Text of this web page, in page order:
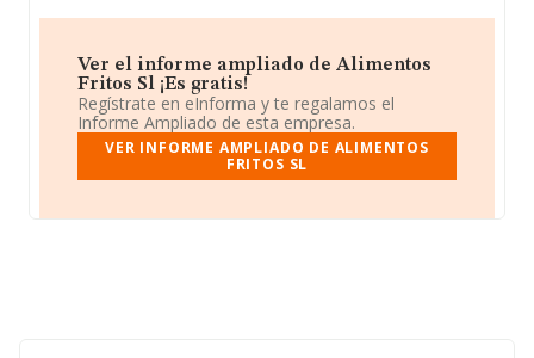
Ver el informe ampliado de Alimentos
Fritos Sl ¡Es gratis!
Regístrate en eInforma y te regalamos el
Informe Ampliado de esta empresa.
VER INFORME AMPLIADO DE ALIMENTOS
FRITOS SL